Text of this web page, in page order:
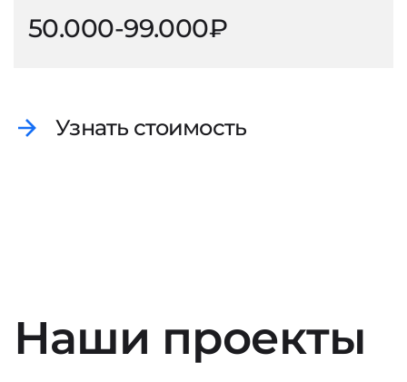
50.000-99.000₽
Узнать стоимость
Наши проекты